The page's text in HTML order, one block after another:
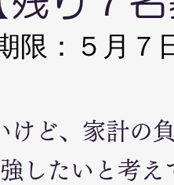
限：５月７
けど、家計の
したいと考え